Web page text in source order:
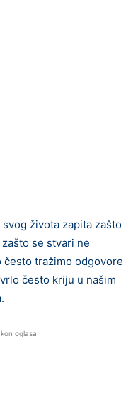
života zapita zašto
se stvari ne
često tražimo odgovore
često kriju u našim
oglasa